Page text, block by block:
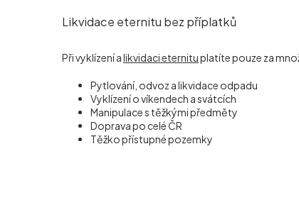
Likvidace eternitu bez příplatků
Při vyklízení alikvidaci eternituplatíte pouze za
Pytlování, odvoz a likvidace odpadu
Vyklízení o víkendech a svátcích
Manipulace s těžkými předměty
Doprava po celé ČR
Těžko přístupné pozemky